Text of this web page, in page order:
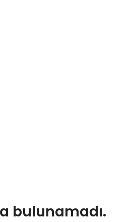
bulunamadı.